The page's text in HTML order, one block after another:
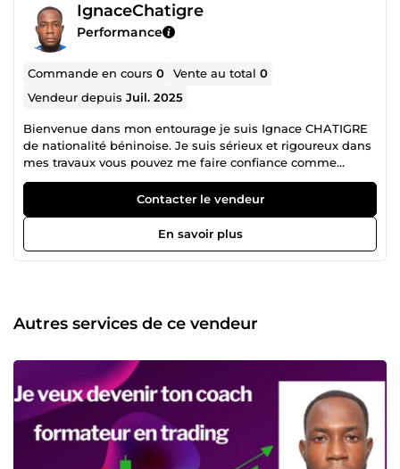
IgnaceChatigre
Performance
Commande en cours0 Vente au total0
Vendeur depuisJuil. 2025
Bienvenue dans mon entourage je suis Ignace CHATIGRE
de nationalité béninoise. Je suis sérieux et rigoureux dans
mes travaux vous pouvez me faire confiance comme
plusieurs d'autres. 💹TRADING 💹 E-COMMERCE 🖌️
GRAPHISME 🎯REVÊTEMENT DE SOL EN RÉSINE &amp;
ÉPOXY
Contacter le vendeur
En savoir plus
Autres services de ce vendeur